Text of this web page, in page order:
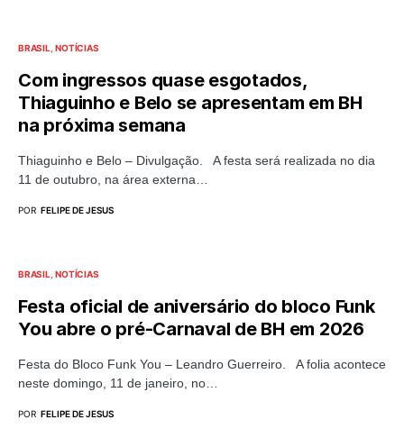
BRASIL NOTÍCIAS
Com ingressos quase esgotados,
Thiaguinho e Belo se apresentam em BH
na próxima semana
Thiaguinho e Belo – Divulgação. A festa será realizada no dia
11 de outubro, na área externa…
POR FELIPE DE JESUS
BRASIL NOTÍCIAS
Festa oficial de aniversário do bloco Funk
You abre o pré-Carnaval de BH em 2026
Festa do Bloco Funk You – Leandro Guerreiro. A folia acontece
neste domingo, 11 de janeiro, no…
POR FELIPE DE JESUS